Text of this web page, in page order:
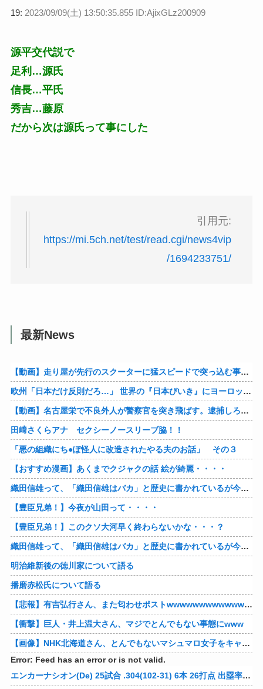
19: 2023/09/09(土) 13:50:35.855 ID:AjixGLz200909
源平交代説で
足利…源氏
信長…平氏
秀吉…藤原
だから次は源氏って事にした
引用元:
https://mi.5ch.net/test/read.cgi/news4vip
/1694233751/
最新News
【動画】走り屋が先行のスクーターに猛スピードで突っ込む事故。
欧州「日本だけ反則だろ…」 世界の『日本びいき』にヨーロッパ全土から不満の声
【動画】名古屋栄で不良外人が警察官を突き飛ばす。逮捕しろやｗｗｗ
田﨑さくらアナ セクシーノースリーブ脇！！
「悪の組織にち●ぽ怪人に改造されたやる夫のお話」 その３
【おすすめ漫画】あくまでクジャクの話 絵が綺麗・・・・
織田信雄って、「織田信雄はバカ」と歴史に書かれているが今まで家が残っているんでバカではないよな？
【豊臣兄弟！】今夜が山田って・・・・
【豊臣兄弟！】このクソ大河早く終わらないかな・・・？
織田信雄って、「織田信雄はバカ」と歴史に書かれているが今まで家が残っているんでバカではないよな？
明治維新後の徳川家について語る
播磨赤松氏について語る
【悲報】有吉弘行さん、また匂わせポストwwwwwwwwwwwwwwww
【衝撃】巨人・井上温大さん、マジでとんでもない事態にwww
【画像】NHK北海道さん、とんでもないマシュマロ女子をキャスターに起用してしまうwwwwwwww
Error: Feed has an error or is not valid.
エンカーナシオン(De) 25試合 .304(102-31) 6本 26打点 出塁率.311 OPS.831 wRC+137 WAR+0.7